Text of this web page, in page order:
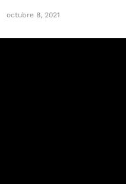
octubre 8, 2021